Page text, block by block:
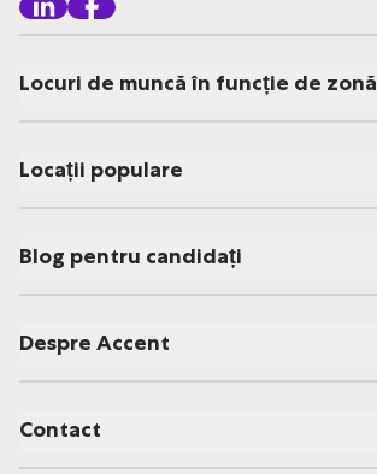
Locuri de muncă în funcție de zonă
Locații populare
Blog pentru candidați
Despre Accent
Contact